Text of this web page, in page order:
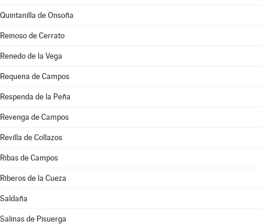
Quintanilla de Onsoña
Reinoso de Cerrato
Renedo de la Vega
Requena de Campos
Respenda de la Peña
Revenga de Campos
Revilla de Collazos
Ribas de Campos
Riberos de la Cueza
Saldaña
Salinas de Pisuerga